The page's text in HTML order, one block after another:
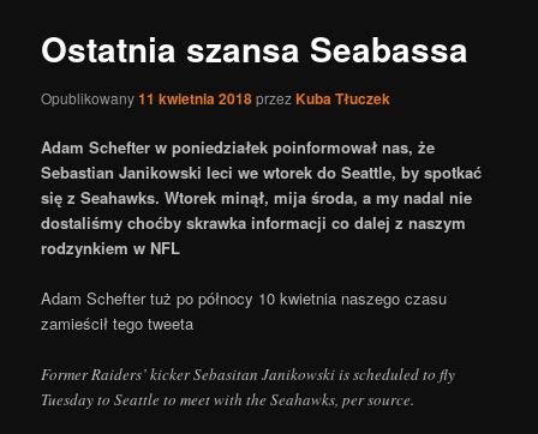
Ostatnia szansa Seabassa
Opublikowany11 kwietnia 2018przezKuba Tłuczek
Adam Schefter w poniedziałek poinformował nas, że
Sebastian Janikowski leci we wtorek do Seattle, by spotkać
się z Seahawks. Wtorek minął, mija środa, a my nadal nie
dostaliśmy choćby skrawka informacji co dalej z naszym
rodzynkiem w NFL
Adam Schefter tuż po północy 10 kwietnia naszego czasu
zamieścił tego tweeta
Former Raiders’ kicker Sebasitan Janikowski is scheduled to fly
Tuesday to Seattle to meet with the Seahawks, per source.